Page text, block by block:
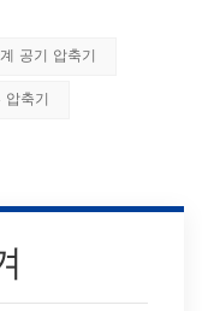
공기 압축기
축기